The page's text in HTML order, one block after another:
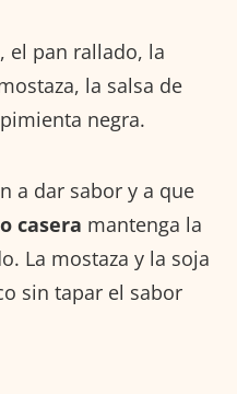
el pan rallado, la
la salsa de
negra.
a dar sabor y a que
casera mantenga la
La mostaza y la soja
sin tapar el sabor